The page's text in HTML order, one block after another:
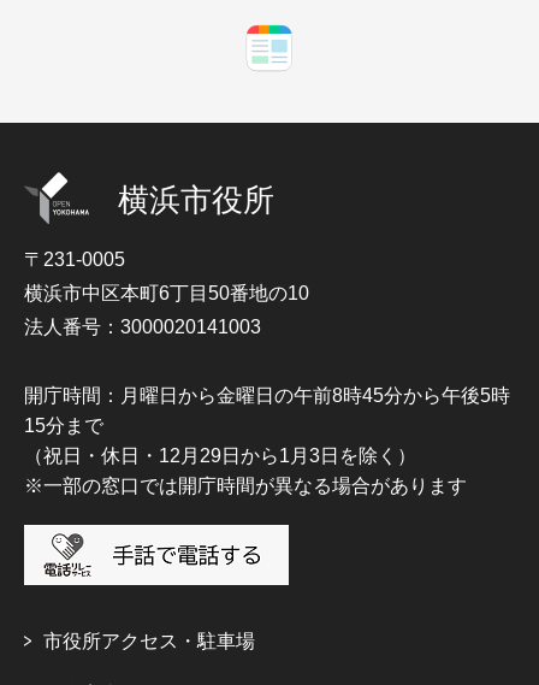
横浜市役所
〒231-0005
横浜市中区本町6丁目50番地の10
法人番号：3000020141003
開庁時間：月曜日から金曜日の午前8時45分から午後5時
15分まで
（祝日・休日・12月29日から1月3日を除く）
※一部の窓口では開庁時間が異なる場合があります
市役所アクセス・駐車場